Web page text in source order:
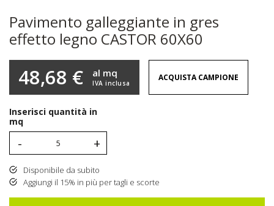
Pavimento galleggiante in gres
effetto legno CASTOR 60X60
48,68 € IVA inclusa
al mq ACQUISTA CAMPIONE
Inserisci quantità in
mq
- +
Disponibile da subito
Aggiungi il 15% in più per tagli e scorte